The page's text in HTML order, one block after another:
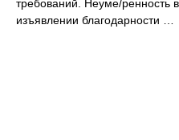
требований. Неуме/ренность
изъявлении благодарности …